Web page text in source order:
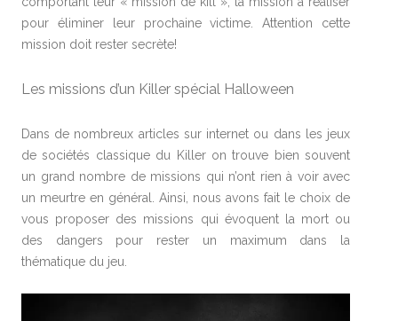
pour éliminer leur prochaine victime. Attention cette
mission doit rester secrète!
Les missions d’un Killer spécial Halloween
Dans de nombreux articles sur internet ou dans les jeux
de sociétés classique du Killer on trouve bien souvent
un grand nombre de missions qui n’ont rien à voir avec
un meurtre en général. Ainsi, nous avons fait le choix de
vous proposer des missions qui évoquent la mort ou
des dangers pour rester un maximum dans la
thématique du jeu.